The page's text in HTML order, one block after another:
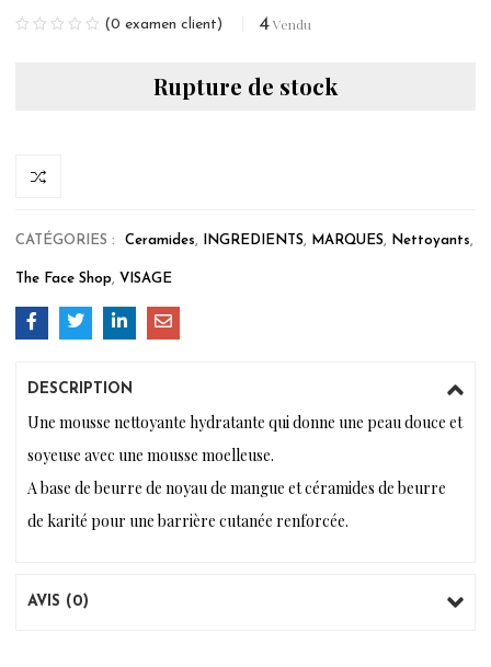
(0 examen client) 4 Vendu
Rupture de stock
CATÉGORIES : Ceramides, INGREDIENTS, MARQUES, Nettoyants,
The Face Shop, VISAGE
DESCRIPTION
Une mousse nettoyante hydratante qui donne une peau douce et
soyeuse avec une mousse moelleuse.
A base de beurre de noyau de mangue et céramides de beurre
de karité pour une barrière cutanée renforcée.
AVIS (0)